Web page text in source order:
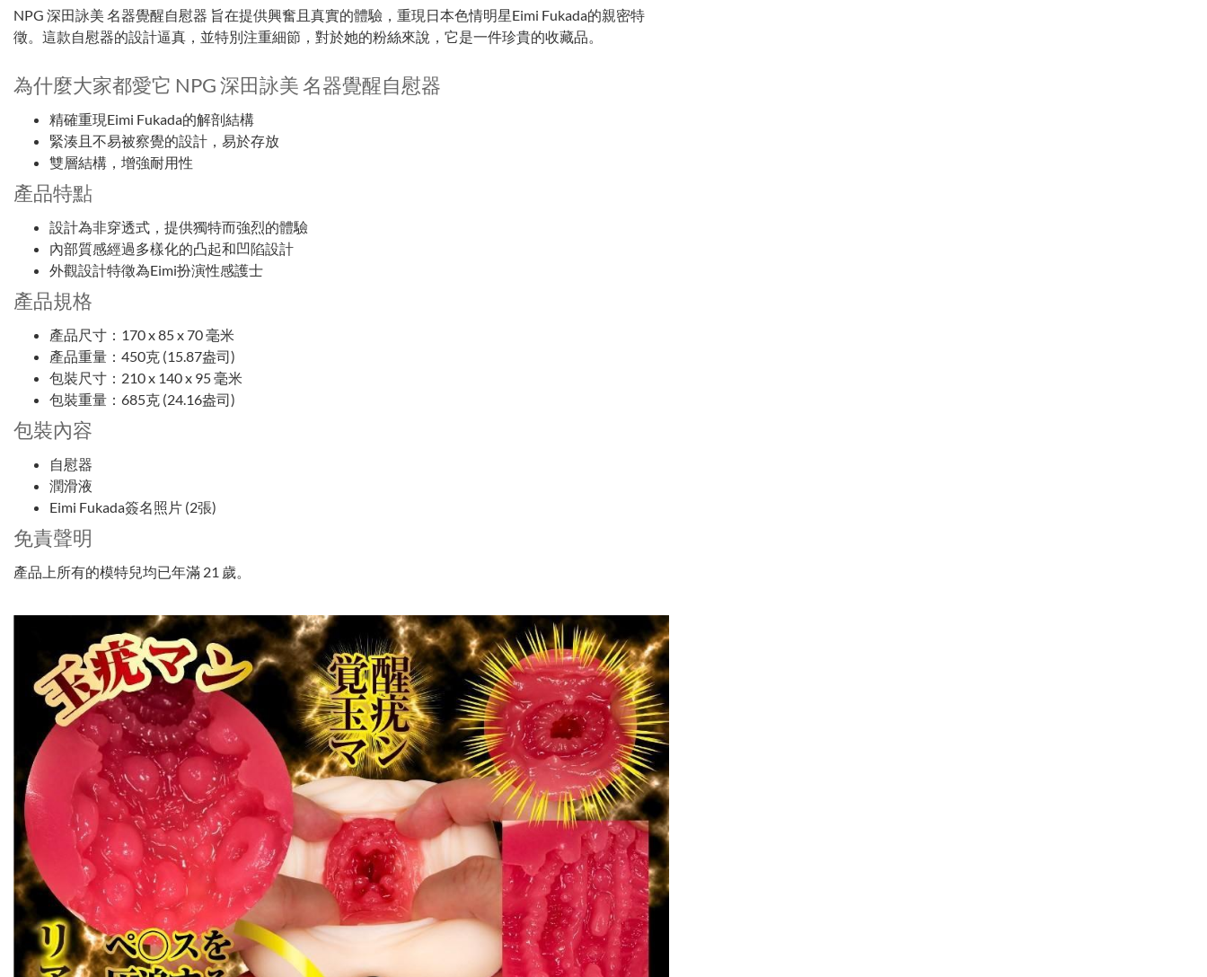
NPG 深田詠美 名器覺醒自慰器 旨在提供興奮且真實的體驗，重現日本色情明星Eimi Fukada的親密特
徵。這款自慰器的設計逼真，並特別注重細節，對於她的粉絲來說，它是一件珍貴的收藏品。
為什麼大家都愛它 NPG 深田詠美 名器覺醒自慰器
精確重現Eimi Fukada的解剖結構
緊湊且不易被察覺的設計，易於存放
雙層結構，增強耐用性
產品特點
設計為非穿透式，提供獨特而強烈的體驗
內部質感經過多樣化的凸起和凹陷設計
外觀設計特徵為Eimi扮演性感護士
產品規格
產品尺寸：170 x 85 x 70 毫米
產品重量：450克 (15.87盎司)
包裝尺寸：210 x 140 x 95 毫米
包裝重量：685克 (24.16盎司)
包裝內容
自慰器
潤滑液
Eimi Fukada簽名照片 (2張)
免責聲明
產品上所有的模特兒均已年滿 21 歲。